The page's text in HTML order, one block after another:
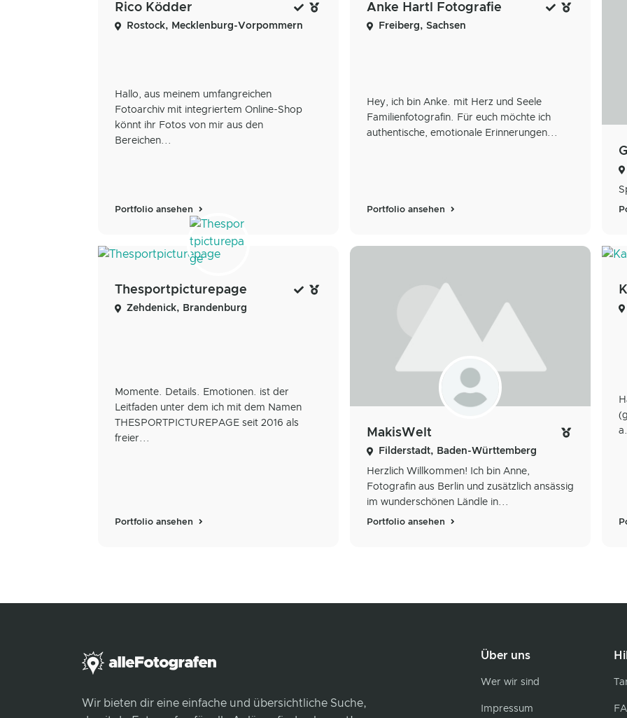
Rico Ködder
Rostock, Mecklenburg-Vorpommern
Hallo, aus meinem umfangreichen
Fotoarchiv mit integriertem Online-Shop
könnt ihr Fotos von mir aus den
Bereichen...
Portfolio ansehen
Anke Hartl Fotografie
Freiberg, Sachsen
Hey, ich bin Anke. mit Herz und Seele
Familienfotografin. Für euch möchte ich
authentische, emotionale Erinnerungen...
Portfolio ansehen
Thesportpicturepage
Zehdenick, Brandenburg
Momente. Details. Emotionen. ist der
Leitfaden unter dem ich mit dem Namen
THESPORTPICTUREPAGE seit 2016 als
freier...
Portfolio ansehen
MakisWelt
Filderstadt, Baden-Württemberg
Herzlich Willkommen! Ich bin Anne,
Fotografin aus Berlin und zusätzlich ansässig
im wunderschönen Ländle in...
Portfolio ansehen
Wir bieten dir eine einfache und übersichtliche Suche,
Über uns
Wer wir sind
Impressum